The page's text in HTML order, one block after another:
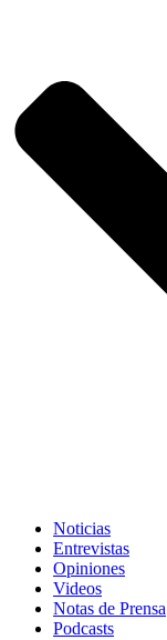
Noticias
Entrevistas
Opiniones
Videos
Notas de Prensa
Podcasts